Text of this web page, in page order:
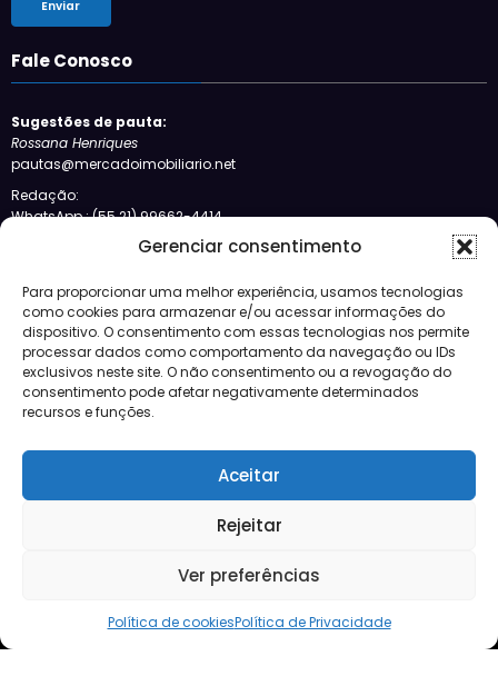
Gerenciar consentimento
Para proporcionar uma melhor experiência, usamos tecnologias
como cookies para armazenar e/ou acessar informações do
dispositivo. O consentimento com essas tecnologias nos permite
processar dados como comportamento da navegação ou IDs
exclusivos neste site. O não consentimento ou a revogação do
consentimento pode afetar negativamente determinados
recursos e funções.
Aceitar
Rejeitar
Ver preferências
Política de cookiesPolítica de Privacidade
Fale Conosco
Sugestões de pauta:
Rossana Henriques
pautas@mercadoimobiliario.net
Redação:
WhatsApp.: (55 21) 99662-4414
POLÍTICA DE PRIVACIDADE
Categorias
Design
Lançamentos
Morar